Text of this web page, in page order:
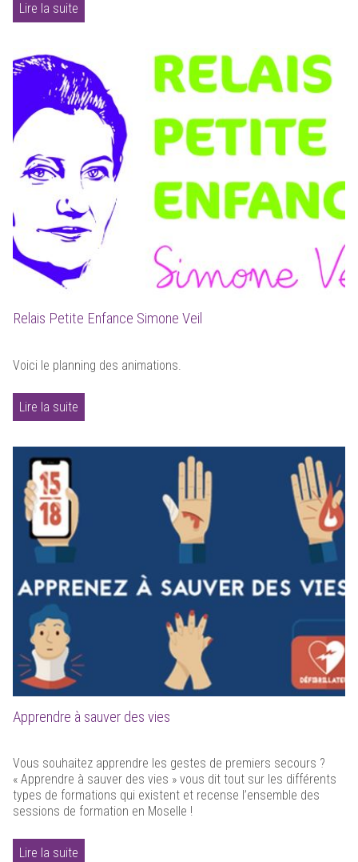
Lire la suite
Relais Petite Enfance Simone Veil
Voici le planning des animations.
Lire la suite
Apprendre à sauver des vies
Vous souhaitez apprendre les gestes de premiers secours ?
« Apprendre à sauver des vies » vous dit tout sur les différents
types de formations qui existent et recense l’ensemble des
sessions de formation en Moselle !
Lire la suite